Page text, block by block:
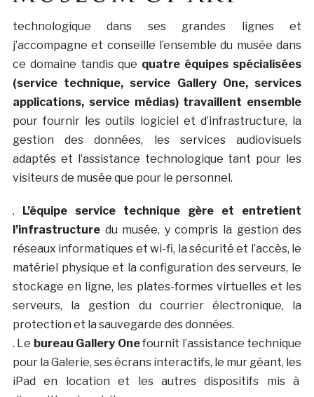
technologique dans ses grandes lignes et
j’accompagne et conseille l’ensemble du musée dans
ce domaine tandis que quatre équipes spécialisées
(service technique, service Gallery One, services
applications, service médias) travaillent ensemble
pour fournir les outils logiciel et d’infrastructure, la
gestion des données, les services audiovisuels
adaptés et l’assistance technologique tant pour les
visiteurs de musée que pour le personnel.
. L’équipe service technique gère et entretient
l’infrastructure du musée, y compris la gestion des
réseaux informatiques et wi-fi, la sécurité et l’accès, le
matériel physique et la configuration des serveurs, le
stockage en ligne, les plates-formes virtuelles et les
serveurs, la gestion du courrier électronique, la
protection et la sauvegarde des données.
. Le bureau Gallery Onefournit l’assistance technique
pour la Galerie, ses écrans interactifs, le mur géant, les
iPad en location et les autres dispositifs mis à